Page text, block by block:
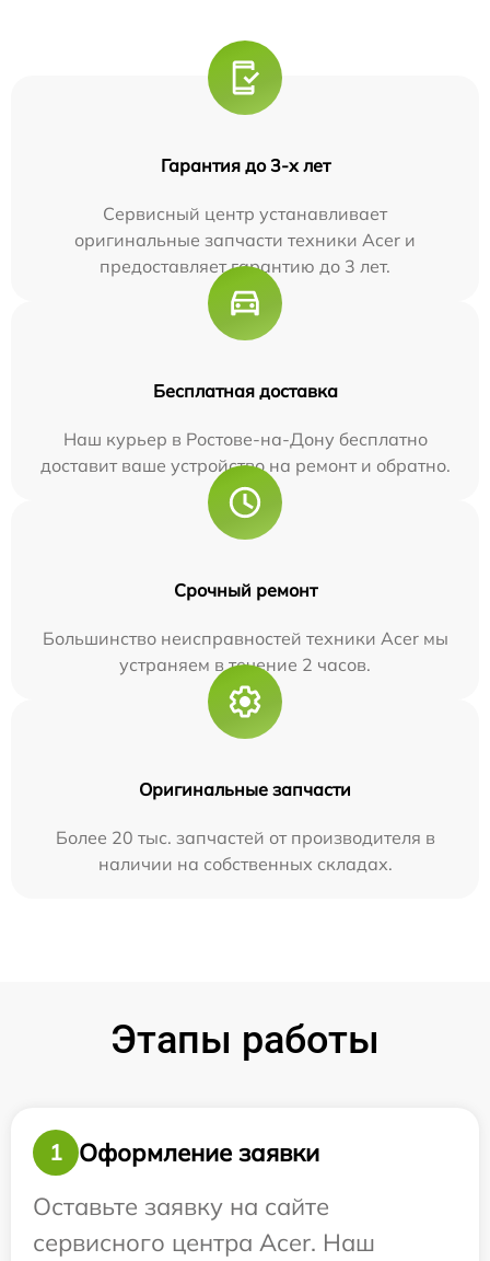
Гарантия до 3-х лет
Сервисный центр устанавливает
оригинальные запчасти техники Acer и
предоставляет гарантию до 3 лет.
Бесплатная доставка
Наш курьер в Ростове-на-Дону бесплатно
доставит ваше устройство на ремонт и обратно.
Срочный ремонт
Большинство неисправностей техники Acer мы
устраняем в течение 2 часов.
Оригинальные запчасти
Более 20 тыс. запчастей от производителя в
наличии на собственных складах.
Этапы работы
1
Оформление заявки
Оставьте заявку на сайте
сервисного центра Acer. Наш